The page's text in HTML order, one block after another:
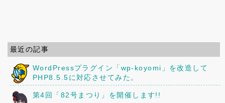
最近の記事
WordPressプラグイン「wp-koyomi」を改造して
PHP8.5.5に対応させてみた。
第4回「82号まつり」を開催します!!